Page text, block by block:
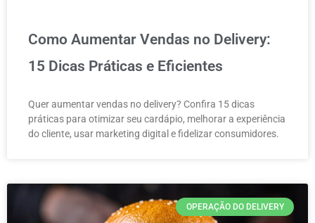
Como Aumentar Vendas no Delivery:
15 Dicas Práticas e Eficientes
Quer aumentar vendas no delivery? Confira 15 dicas
práticas para otimizar seu cardápio, melhorar a experiência
do cliente, usar marketing digital e fidelizar consumidores.
OPERAÇÃO DO DELIVERY